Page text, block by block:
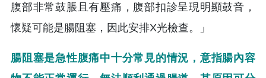
腹部非常鼓脹且有壓痛，腹部扣診呈現明顯鼓音，
懷疑可能是腸阻塞，因此安排X光檢查。」
腸阻塞是急性腹痛中十分常見的情況，意指腸內容